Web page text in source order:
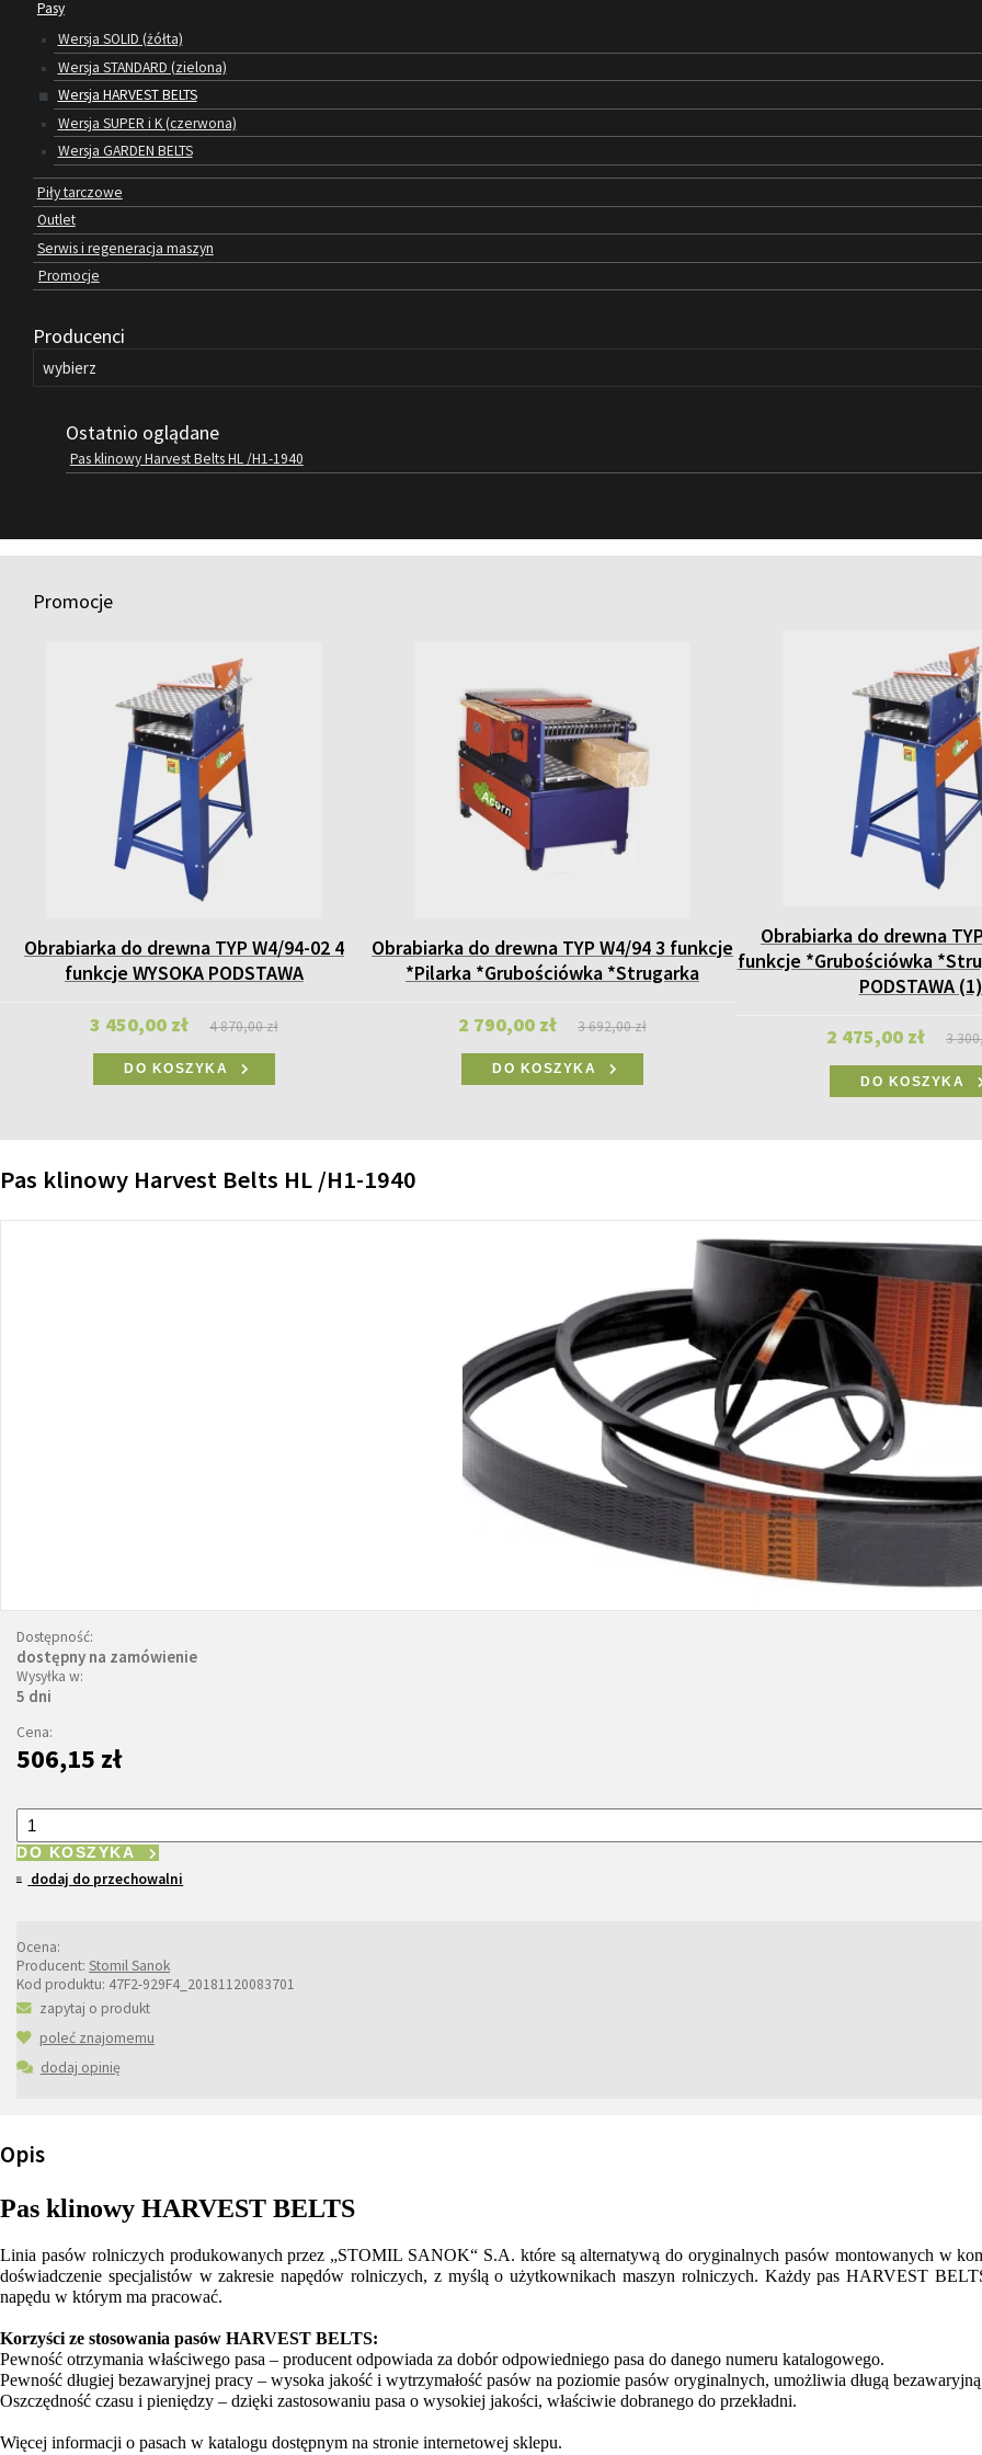
Pasy
Wersja SOLID (żółta)
Wersja STANDARD (zielona)
Wersja HARVEST BELTS
Wersja SUPER i K (czerwona)
Wersja GARDEN BELTS
Piły tarczowe
Outlet
Serwis i regeneracja maszyn
Promocje
Producenci
Ostatnio oglądane
Pas klinowy Harvest Belts HL /H1-1940
Promocje
Obrabiarka do drewna TYP W4/94-02 4
funkcje WYSOKA PODSTAWA
3 450,00 zł 4 870,00 zł
DO KOSZYKA
Obrabiarka do drewna TYP W4/94 3 funkcje
*Pilarka *Grubościówka *Strugarka
2 790,00 zł 3 692,00 zł
DO KOSZYKA
Obrabiarka do drewna
funkcje *Grubościówka
PODSTAWA (1)
2 475,00 zł 3
DO KOSZYKA
Pas klinowy Harvest Belts HL /H1-1940
Dostępność:
dostępny na zamówienie
Wysyłka w:
5 dni
Cena:
506,15 zł
DO KOSZYKA
dodaj do przechowalni
Ocena:
Producent: Stomil Sanok
Kod produktu: 47F2-929F4_20181120083701
zapytaj o produkt
poleć znajomemu
dodaj opinię
Opis
Pas klinowy HARVEST BELTS
Linia pasów rolniczych produkowanych przez „STOMIL SANOK“ S.A. które są alternatywą do oryginalnych pasów montowanych w
doświadczenie specjalistów w zakresie napędów rolniczych, z myślą o użytkownikach maszyn rolniczych. Każdy pas HARVEST
napędu w którym ma pracować.
Korzyści ze stosowania pasów HARVEST BELTS:
Pewność otrzymania właściwego pasa – producent odpowiada za dobór odpowiedniego pasa do danego numeru katalogowego.
Pewność długiej bezawaryjnej pracy – wysoka jakość i wytrzymałość pasów na poziomie pasów oryginalnych, umożliwia długą bezawaryjną
Oszczędność czasu i pieniędzy – dzięki zastosowaniu pasa o wysokiej jakości, właściwie dobranego do przekładni.
Więcej informacji o pasach w katalogu dostępnym na stronie internetowej sklepu.